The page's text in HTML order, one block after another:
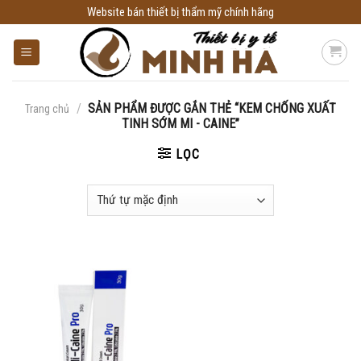
to
content
Website bán thiết bị thẩm mỹ chính hãng
Trang chủ / SẢN PHẨM ĐƯỢC GẮN THẺ “KEM CHỐNG XUẤT
TINH SỚM MI - CAINE”
LỌC